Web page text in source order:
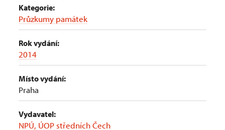
Kategorie:
Průzkumy památek
Rok vydání:
2014
Místo vydání:
Praha
Vydavatel:
NPÚ, ÚOP středních Čech